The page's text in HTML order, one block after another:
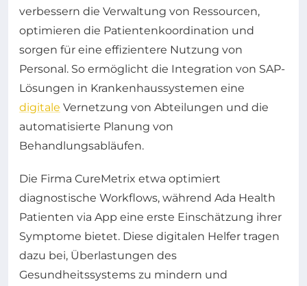
verbessern die Verwaltung von Ressourcen,
optimieren die Patientenkoordination und
sorgen für eine effizientere Nutzung von
Personal. So ermöglicht die Integration von SAP-
Lösungen in Krankenhaussystemen eine
digitale Vernetzung von Abteilungen und die
automatisierte Planung von
Behandlungsabläufen.
Die Firma CureMetrix etwa optimiert
diagnostische Workflows, während Ada Health
Patienten via App eine erste Einschätzung ihrer
Symptome bietet. Diese digitalen Helfer tragen
dazu bei, Überlastungen des
Gesundheitssystems zu mindern und